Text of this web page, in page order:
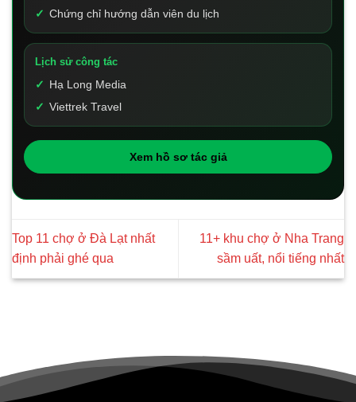
Chứng chỉ hướng dẫn viên du lịch
Lịch sử công tác
Hạ Long Media
Viettrek Travel
Xem hồ sơ tác giả
Top 11 chợ ở Đà Lạt nhất
định phải ghé qua
11+ khu chợ ở Nha Trang
sầm uất, nổi tiếng nhất